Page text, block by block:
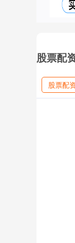
股票配
股票配